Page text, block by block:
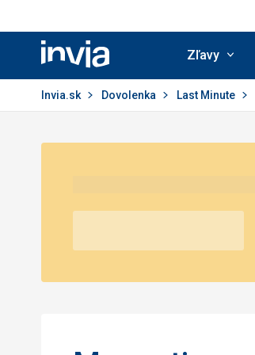
Invia.sk
Zľavy
Invia.sk Dovolenka Last Minute